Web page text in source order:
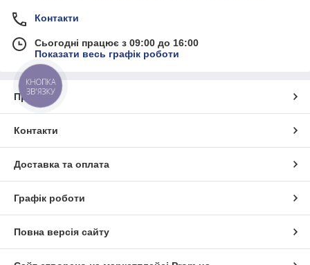
Контакти
Сьогодні працює з 09:00 до 16:00
Показати весь графік роботи
Про нас
Контакти
Доставка та оплата
Графік роботи
Повна версія сайту
КНОПКА
ЗВ'ЯЗКУ